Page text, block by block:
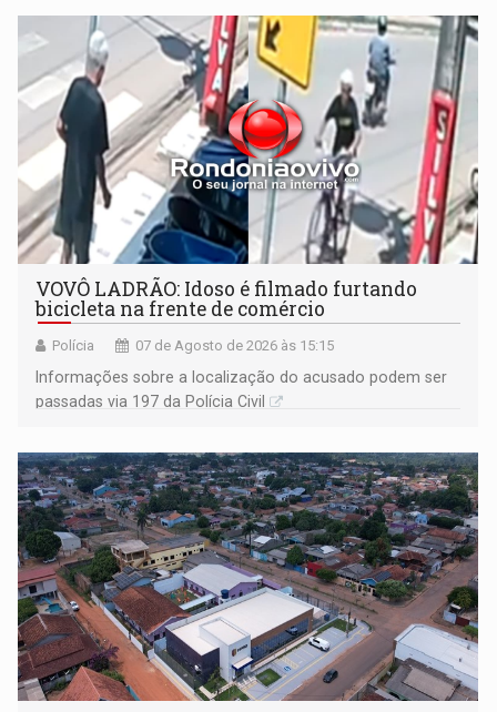
VOVÔ LADRÃO: Idoso é filmado furtando
bicicleta na frente de comércio
Polícia 07 de Agosto de 2026 às 15:15
Informações sobre a localização do acusado podem ser
passadas via 197 da Polícia Civil